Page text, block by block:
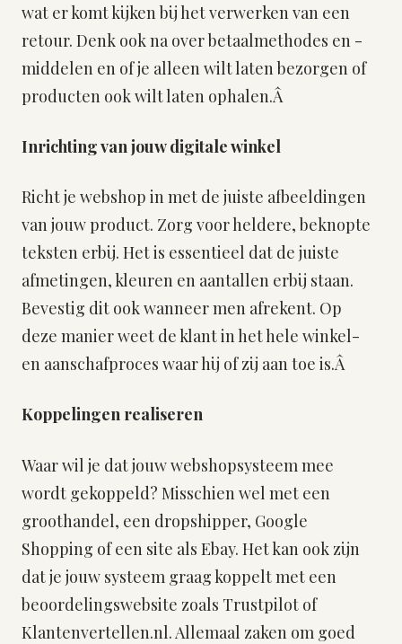
wat er komt kijken bij het verwerken van een
retour. Denk ook na over betaalmethodes en -
middelen en of je alleen wilt laten bezorgen of
producten ook wilt laten ophalen.Â
Inrichting van jouw digitale winkel
Richt je webshop in met de juiste afbeeldingen
van jouw product. Zorg voor heldere, beknopte
teksten erbij. Het is essentieel dat de juiste
afmetingen, kleuren en aantallen erbij staan.
Bevestig dit ook wanneer men afrekent. Op
deze manier weet de klant in het hele winkel-
en aanschafproces waar hij of zij aan toe is.Â
Koppelingen realiseren
Waar wil je dat jouw webshopsysteem mee
wordt gekoppeld? Misschien wel met een
groothandel, een dropshipper, Google
Shopping of een site als Ebay. Het kan ook zijn
dat je jouw systeem graag koppelt met een
beoordelingswebsite zoals Trustpilot of
Klantenvertellen.nl. Allemaal zaken om goed